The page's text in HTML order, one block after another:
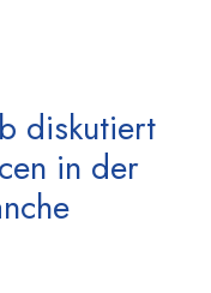
diskutiert
in der